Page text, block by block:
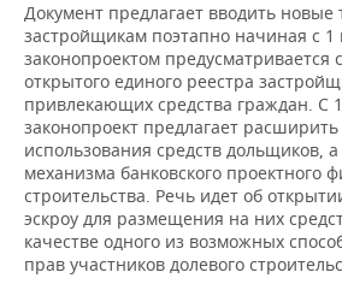
Документ предлагает вводить новые
застройщикам поэтапно начиная с
законопроектом предусматривается
открытого единого реестра
привлекающих средства граждан. С
законопроект предлагает
использования средств дольщиков,
механизма банковского проектного
строительства. Речь идет об
эскроу для размещения на них
качестве одного из возможных
прав участников долевого